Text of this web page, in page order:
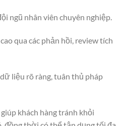
ngũ nhân viên chuyên nghiệp.
qua các phản hồi, review tích
liệu rõ ràng, tuân thủ pháp
khách hàng tránh khỏi